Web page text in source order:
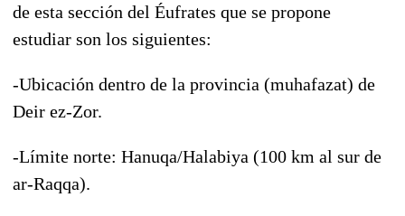
de esta sección del Éufrates que se propone
estudiar son los siguientes:
-Ubicación dentro de la provincia (muhafazat) de
Deir ez-Zor.
-Límite norte: Hanuqa/Halabiya (100 km al sur de
ar-Raqqa).